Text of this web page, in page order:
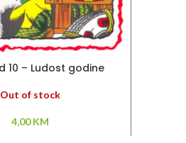
10 – Ludost godine
Out of stock
4,00KM